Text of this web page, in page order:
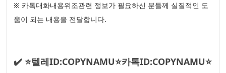
※ 카톡대화내용위조관련 정보가 필요하신 분들께 실질적인 도
움이 되는 내용을 전달합니다.
✔️ ⭐텔레ID:COPYNAMU⭐카톡ID:COPYNAMU⭐